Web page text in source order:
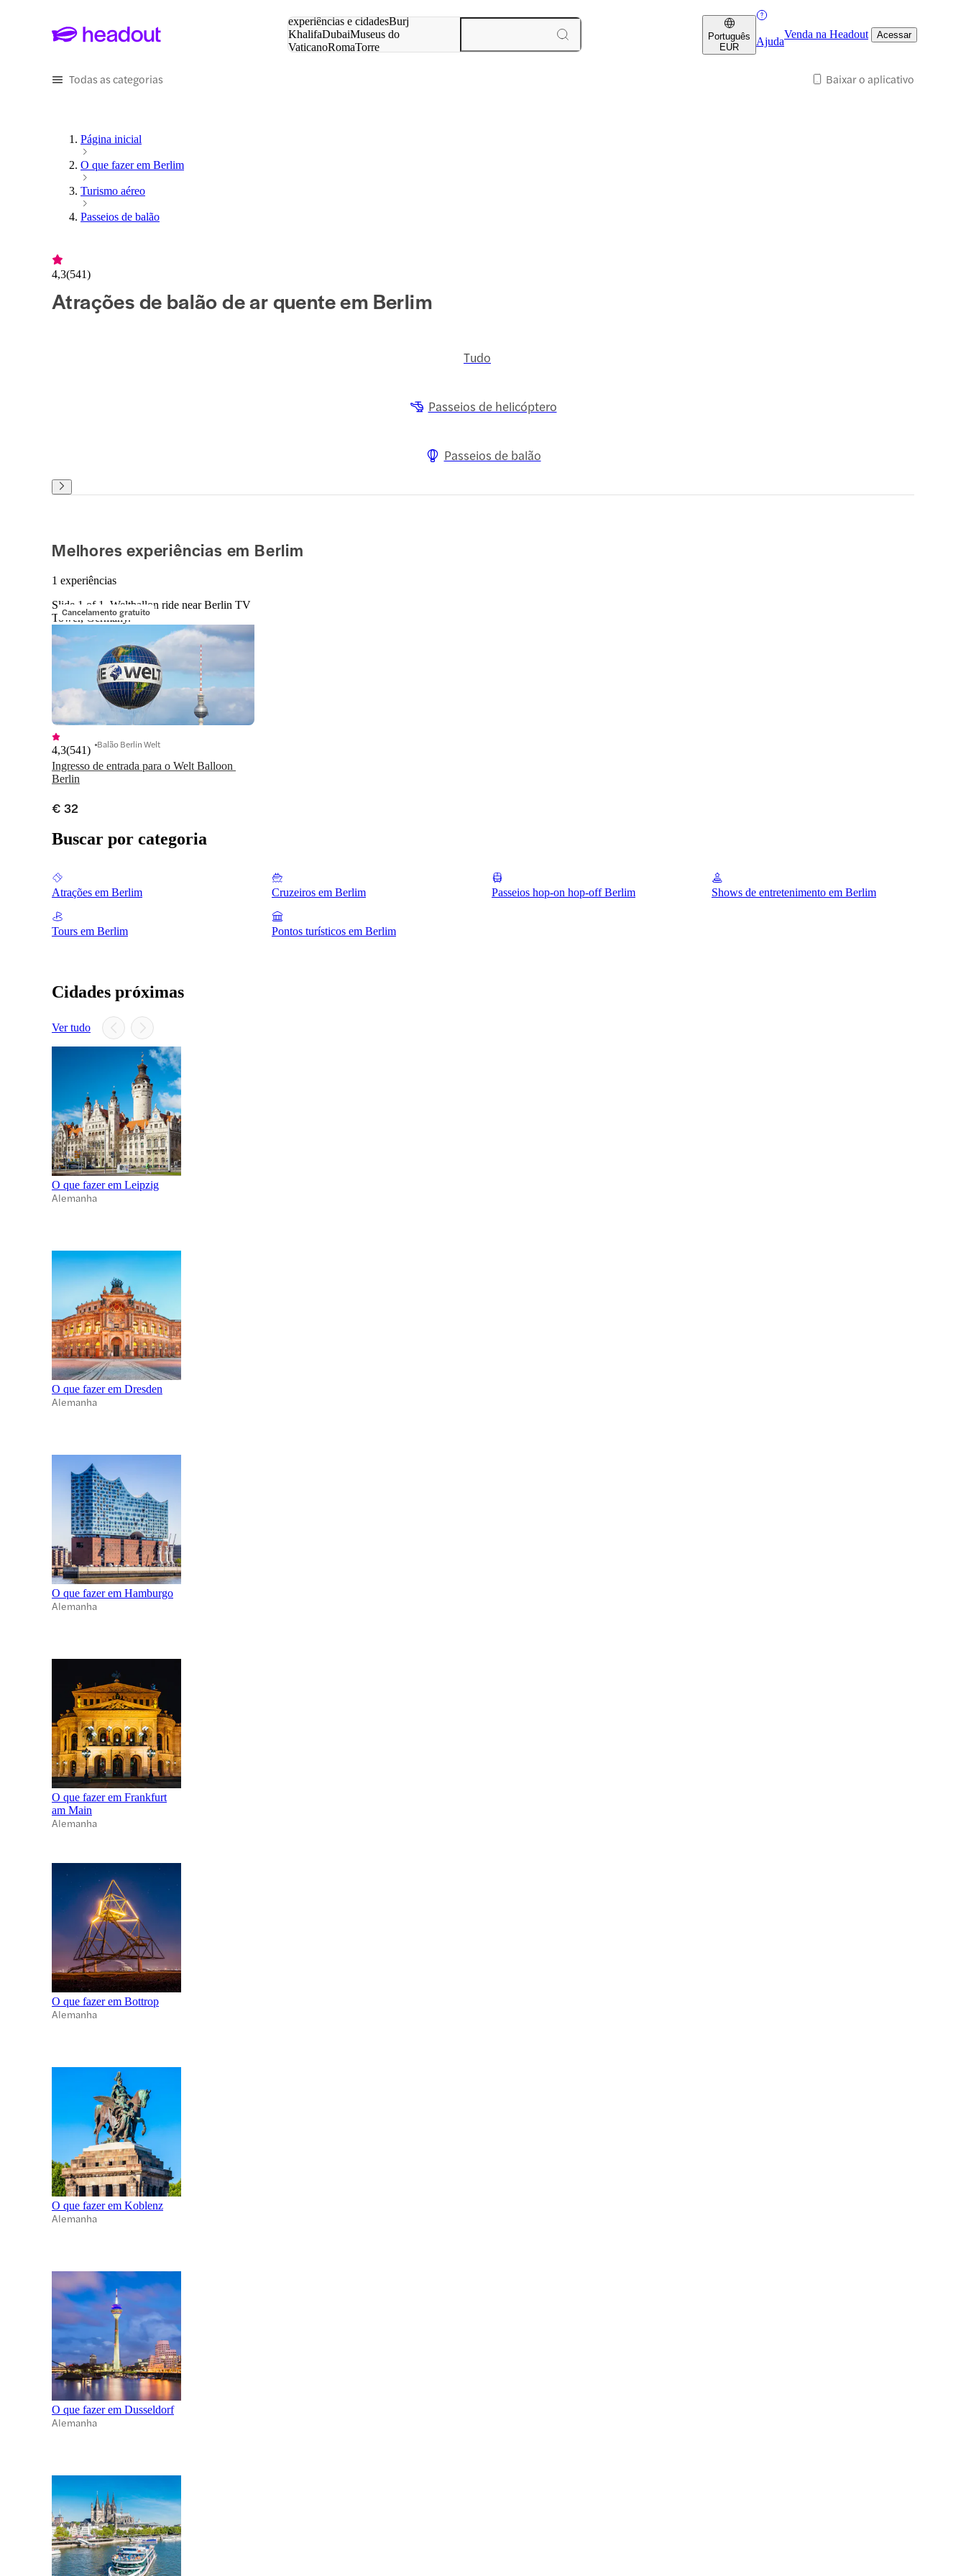
experiências e cidadesBurj
KhalifaDubaiMuseus do
VaticanoRomaTorre
Português
EUR
Ajuda
Venda na Headout Acessar
Todas as categorias Baixar o aplicativo
Página inicial
O que fazer em Berlim
Turismo aéreo
Passeios de balão
4,3(541)
Atrações de balão de ar quente em Berlim
Tudo
Passeios de helicóptero
Passeios de balão
Melhores experiências em Berlim
1 experiências
Cancelamento gratuito
Slide 1 of 1, Weltballon ride near Berlin TV
Tower, Germany.
Ingresso de entrada para o Welt Balloon
Berlin
4,3(541) Balão Berlin Welt
€ 32
Buscar por categoria
Atrações em Berlim Cruzeiros em Berlim Passeios hop-on hop-off Berlim Shows de entretenimento em Berlim
Tours em Berlim Pontos turísticos em Berlim
Cidades próximas
Ver tudo
O que fazer em Leipzig
Alemanha
O que fazer em Dresden
Alemanha
O que fazer em Hamburgo
Alemanha
O que fazer em Frankfurt
am Main
Alemanha
O que fazer em Bottrop
Alemanha
O que fazer em Koblenz
Alemanha
O que fazer em Dusseldorf
Alemanha